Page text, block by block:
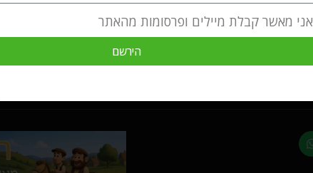
מעשיות ומשלים מרבי
אני מאשר קבלת מיילים ופרסומות מהאתר
הירשם